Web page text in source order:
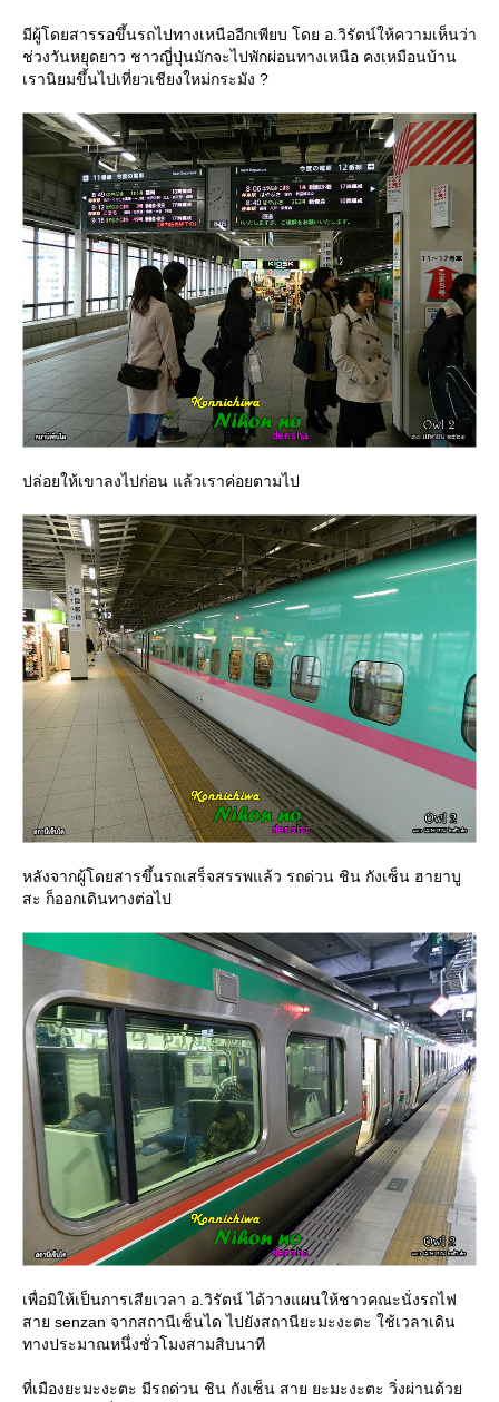
มีผู้โดยสารรอขึ้นรถไปทางเหนืออีกเพียบ โดย อ.วิรัตน์ให้ความเห็นว่า
ช่วงวันหยุดยาว ชาวญี่ปุ่นมักจะไปพักผ่อนทางเหนือ คงเหมือนบ้าน
เรานิยมขึ้นไปเที่ยวเชียงใหม่กระมัง ?
ปล่อยให้เขาลงไปก่อน แล้วเราค่อยตามไป
หลังจากผู้โดยสารขึ้นรถเสร็จสรรพแล้ว รถด่วน ชิน กังเซ็น ฮายาบู
สะ ก็ออกเดินทางต่อไป
เพื่อมิให้เป็นการเสียเวลา อ.วิรัตน์ ได้วางแผนให้ชาวคณะนั่งรถไฟ
สาย senzan จากสถานีเซ็นได ไปยังสถานียะมะงะตะ ใช้เวลาเดิน
ทางประมาณหนึ่งชั่วโมงสามสิบนาที
ที่เมืองยะมะงะตะ มีรถด่วน ชิน กังเซ็น สาย ยะมะงะตะ วิ่งผ่านด้ว